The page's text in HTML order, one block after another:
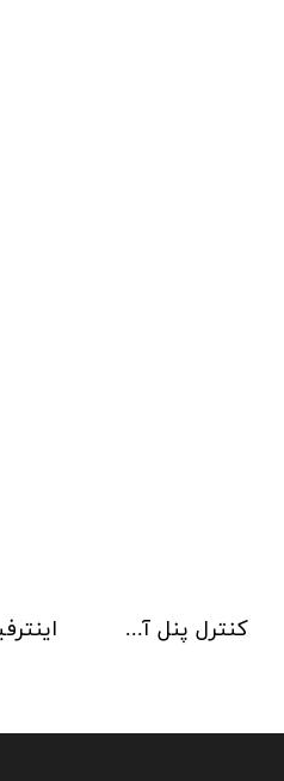
کنترل پنل آدرس پذیر Kentec مدل Taktis 8 Loop